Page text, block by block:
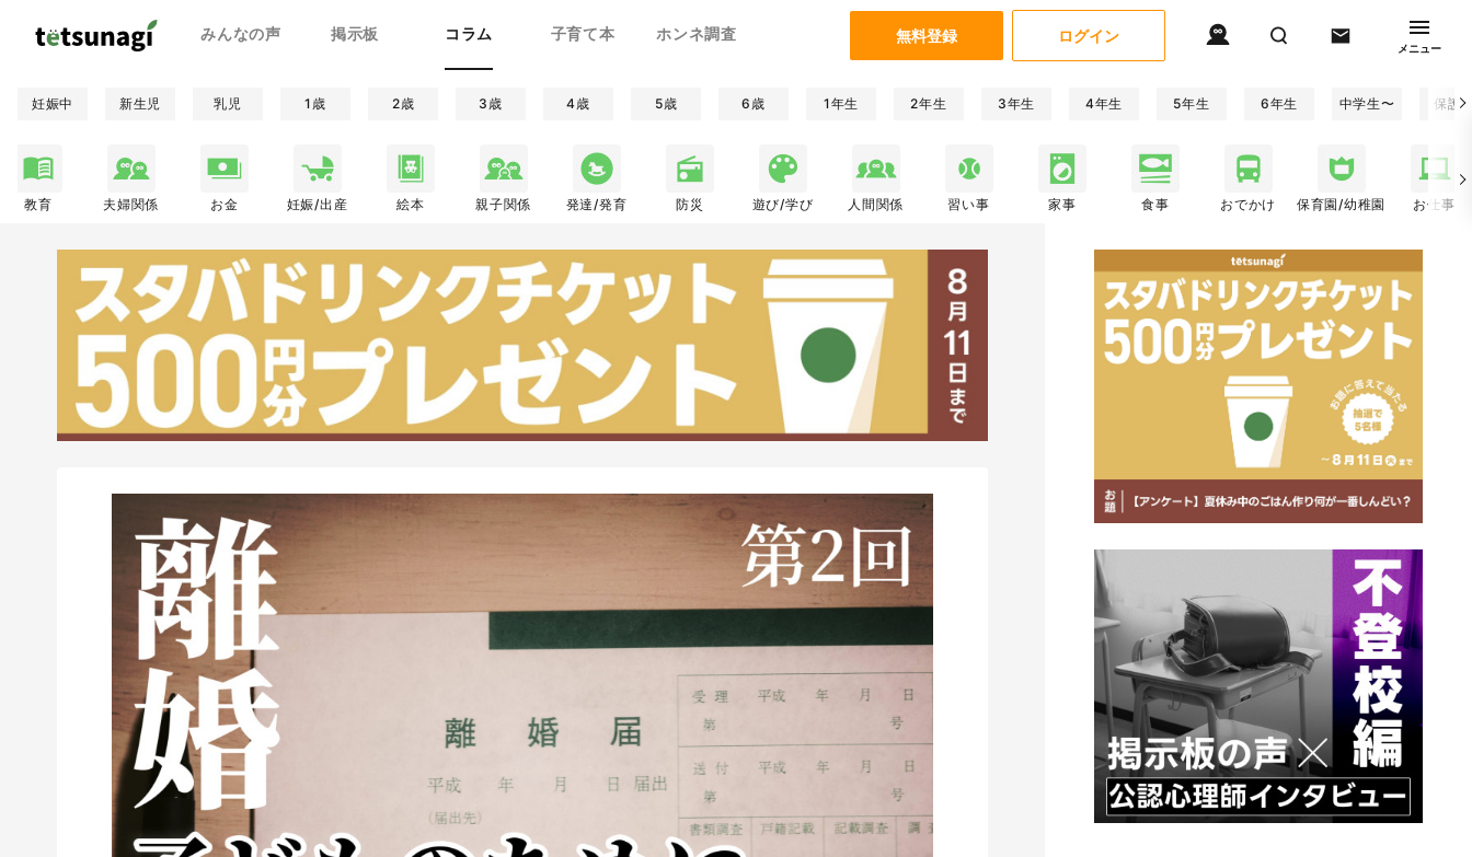
みんなの声 掲示板 コラム 子育て本 ホンネ調査 無料登録 ログイン
メニュー
妊娠中 新生児 乳児 1歳 2歳 3歳 4歳 5歳 6歳 1年生 2年生 3年生 4年生 5年生 6年生 中学生〜 保護
教育 夫婦関係 お金 妊娠/出産 絵本 親子関係 発達/発育 防災 遊び/学び 人間関係 習い事 家事 食事 おでかけ 保育園/幼稚園 お仕事